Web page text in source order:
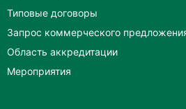
Типовые договоры
Запрос коммерческого
Область аккредитации
Мероприятия